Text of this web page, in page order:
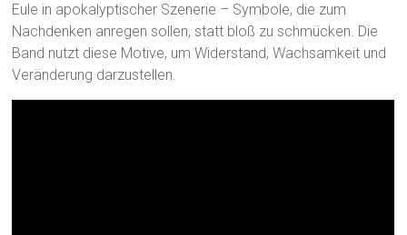
Eule in apokalyptischer Szenerie – Symbole, die zum
Nachdenken anregen sollen, statt bloß zu schmücken. Die
Band nutzt diese Motive, um Widerstand, Wachsamkeit und
Veränderung darzustellen.